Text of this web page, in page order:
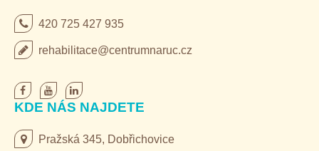
420 725 427 935
rehabilitace@centrumnaruc.cz
KDE NÁS NAJDETE
Pražská 345, Dobřichovice